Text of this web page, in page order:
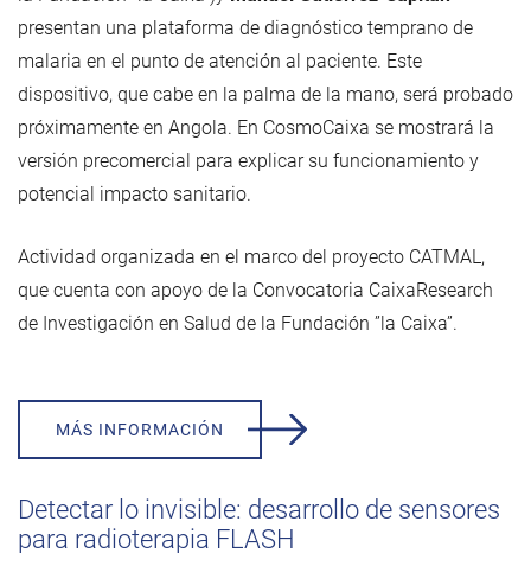
presentan una plataforma de diagnóstico temprano de
malaria en el punto de atención al paciente. Este
dispositivo, que cabe en la palma de la mano, será probado
próximamente en Angola. En CosmoCaixa se mostrará la
versión precomercial para explicar su funcionamiento y
potencial impacto sanitario.
Actividad organizada en el marco del proyecto CATMAL,
que cuenta con apoyo de la Convocatoria CaixaResearch
de Investigación en Salud de la Fundación ”la Caixa”.
MÁS INFORMACIÓN
Detectar lo invisible: desarrollo de sensores
para radioterapia FLASH